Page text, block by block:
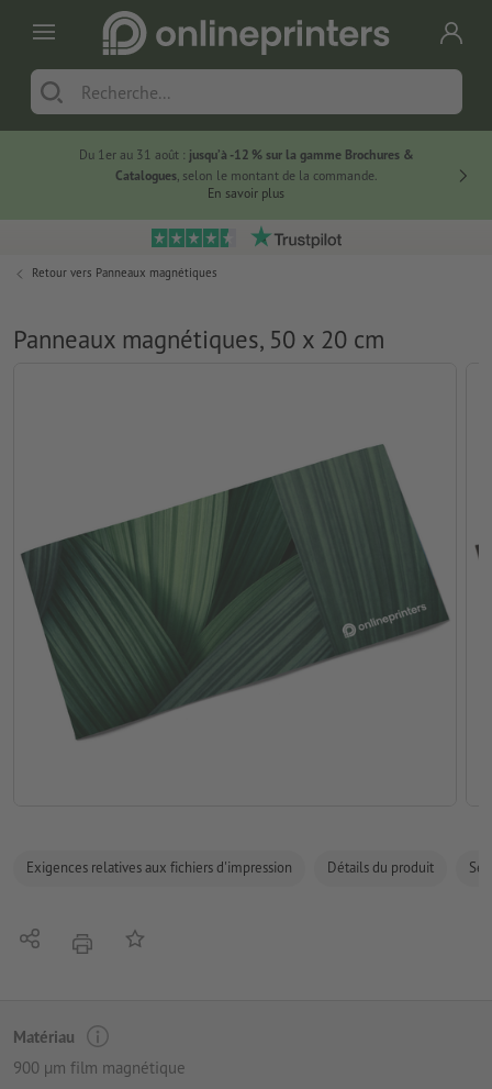
Du 1er au 31 août : jusqu’à -12 % sur la gamme Brochures &
Catalogues, selon le montant de la commande.
En savoir plus
Retour vers Panneaux magnétiques
Panneaux magnétiques, 50 x 20 cm
Exigences relatives aux fichiers d'impression Détails du produit
PartagerimprimerAjouter à liste d'article
Matériau
900 µm film magnétique